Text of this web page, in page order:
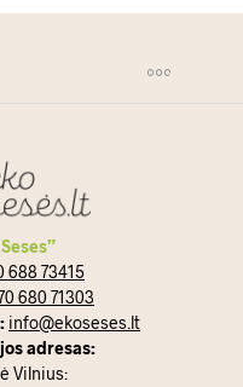
688 73415
680 71303
info@ekoseses.lt
adresas:
Vilnius: